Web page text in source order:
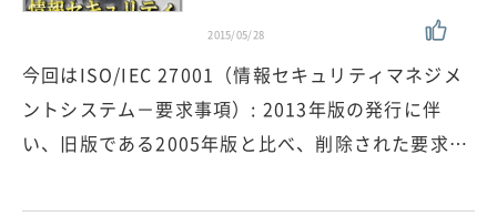
2015/05/28
今回はISO/IEC 27001（情報セキュリティマネジメ
ントシステム－要求事項）: 2013年版の発行に伴
い、旧版である2005年版と比べ、削除された要求…